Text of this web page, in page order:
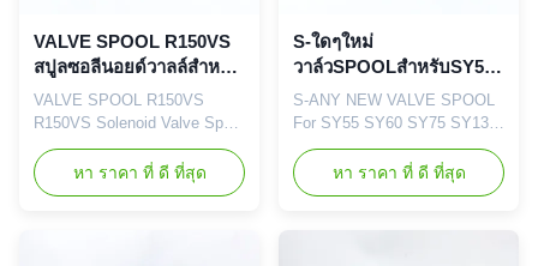
VALVE SPOOL R150VS
สปูลซอลีนอยด์วาลล์สําหรับ
R55 R150VS R150-5
VALVE SPOOL R150VS
R150VS Solenoid Valve Spool
For R55 R150-5 Brand
NIBEWILL/Neutral or as
required Prodact Name
หา ราคา ที่ ดี ที่สุด
S-ใดๆใหม่
วาล์วSPOOLสำหรับSY55
SY60 SY75 SY135 SY215
S-ANY NEW VALVE SPOOL
For SY55 SY60 SY75 SY135
SY215 SY225 SY235 SY335
Brand NIBEWILL/Neutral or
as required Prodact Name
หา ราคา ที่ ดี ที่สุด